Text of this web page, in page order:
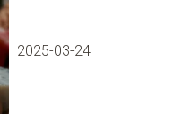
2025-03-24